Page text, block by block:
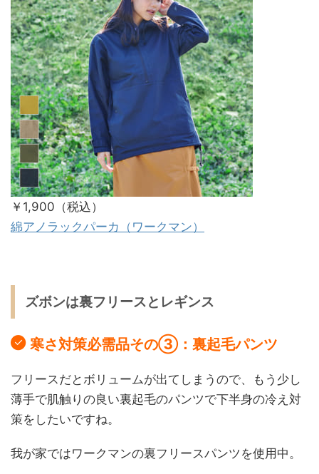
￥1,900（税込）
綿アノラックパーカ（ワークマン）
ズボンは裏フリースとレギンス
寒さ対策必需品その③：裏起毛パンツ
フリースだとボリュームが出てしまうので、もう少し
薄手で肌触りの良い裏起毛のパンツで下半身の冷え対
策をしたいですね。
我が家ではワークマンの裏フリースパンツを使用中。